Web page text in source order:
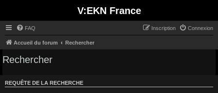
V:EKN France
FAQ Connexion
Inscription
Accueil du forum Rechercher
Rechercher
REQUÊTE DE LA RECHERCHE